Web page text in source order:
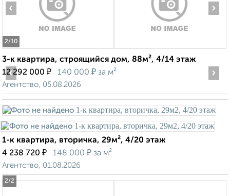
2/10
‹ ›
3-к квартира, строящийся дом, 88м², 4/14 этаж
12 292 000 ₽ 140 000 ₽ за м²
Агентство, 05.08.2026
2/2
‹ ›
1-к квартира, вторичка, 29м², 4/20 этаж
4 238 720 ₽ 148 000 ₽ за м²
Агентство, 01.08.2026